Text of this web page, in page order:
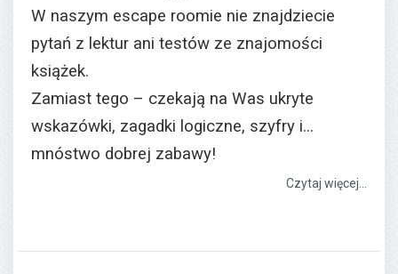
W naszym escape roomie nie znajdziecie
pytań z lektur ani testów ze znajomości
książek.
Zamiast tego – czekają na Was ukryte
wskazówki, zagadki logiczne, szyfry i...
mnóstwo dobrej zabawy!
Czytaj więcej...